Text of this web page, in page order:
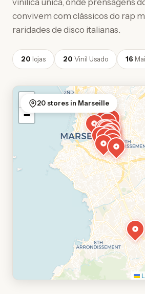
vinílica única, onde prensagens
convivem com clássicos do rap
raridades de disco italianas.
20 lojas 20 Vinil Usado 16
+
−
20 stores in Marseille